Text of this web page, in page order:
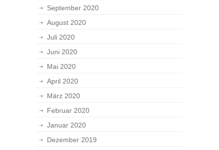
September 2020
August 2020
Juli 2020
Juni 2020
Mai 2020
April 2020
März 2020
Februar 2020
Januar 2020
Dezember 2019